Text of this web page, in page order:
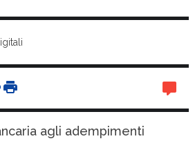
agli adempimenti